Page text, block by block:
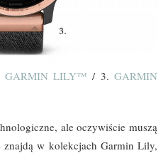
GARMIN LILY™ / 3.GARMIN
ale oczywiście muszą
znajdą w kolekcjach Garmin Lily,